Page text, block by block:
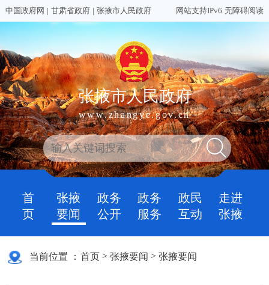
中国政府网 | 甘肃省政府 | 张掖市人民政府 网站支持IPv6 无障碍阅读
张掖市人民政府
www.zhangye.gov.cn
首
页
张掖
要闻
政务
公开
政务
服务
政民
互动
走进
张掖
当前位置 ： 首页 >张掖要闻 >张掖要闻